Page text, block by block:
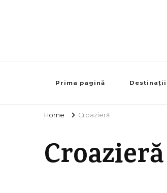
Prima pagină Destinații
Home Croazieră
Croazieră